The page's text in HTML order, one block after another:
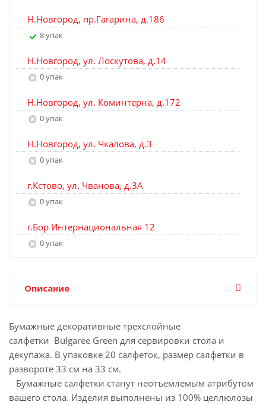
Н.Новгород, пр.Гагарина, д.186
8 упак
Н.Новгород, ул. Лоскутова, д.14
0 упак
Н.Новгород, ул. Коминтерна, д.172
0 упак
Н.Новгород, ул. Чкалова, д.3
0 упак
г.Кстово, ул. Чванова, д.3А
0 упак
г.Бор Интернациональная 12
0 упак
Описание
Бумажные декоративные трехслойные
салфетки Bulgaree Green для сервировки стола и
декупажа. В упаковке 20 салфеток, размер салфетки в
развороте 33 см на 33 см.
Бумажные салфетки станут неотъемлемым атрибутом
вашего стола. Изделия выполнены из 100% целлюлозы